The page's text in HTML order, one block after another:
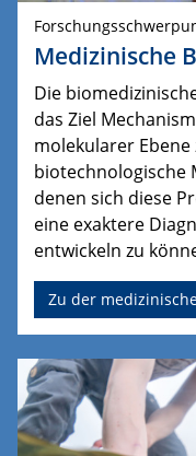
Medizinische
Die
das Ziel
molekularer
biotechnologische
denen sich diese
eine exaktere
entwickeln zu
Zu der